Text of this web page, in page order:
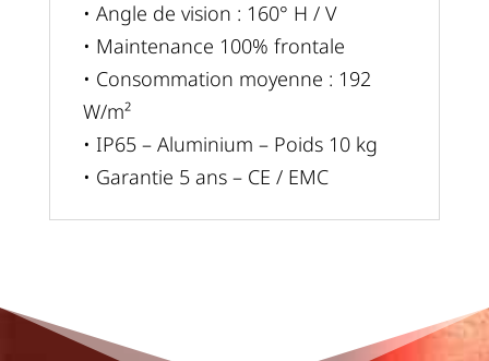
• Angle de vision : 160° H / V
• Maintenance 100% frontale
• Consommation moyenne : 192
W/m²
• IP65 – Aluminium – Poids 10 kg
• Garantie 5 ans – CE / EMC